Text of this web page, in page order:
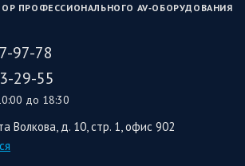
ПРОФЕССИОНАЛЬНОГО AV‑ОБОРУДОВАНИЯ
97-78
29-55
до 18:30
Волкова, д. 10, стр. 1, офис 902